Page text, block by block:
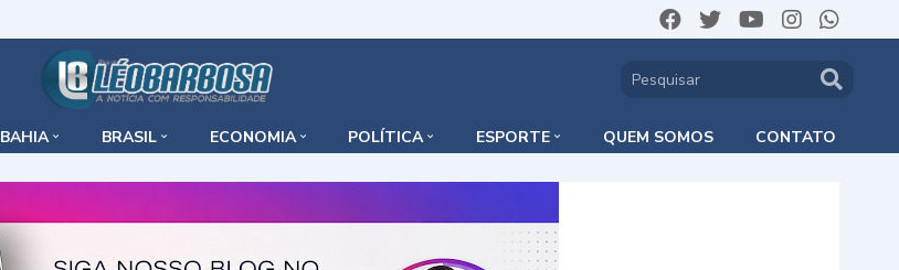
BAHIA BRASIL ECONOMIA POLÍTICA ESPORTE QUEM SOMOS CONTATO